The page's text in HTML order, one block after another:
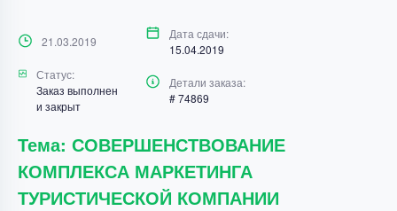
21.03.2019
Дата сдачи:
15.04.2019
Статус:
Заказ выполнен
и закрыт
Детали заказа:
# 74869
Тема: СОВЕРШЕНСТВОВАНИЕ
КОМПЛЕКСА МАРКЕТИНГА
ТУРИСТИЧЕСКОЙ КОМПАНИИ